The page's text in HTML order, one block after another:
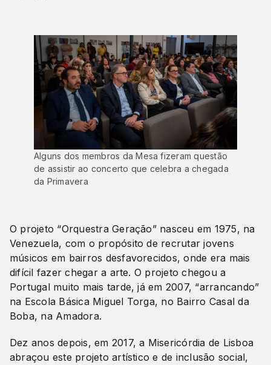
Alguns dos membros da Mesa fizeram questão
de assistir ao concerto que celebra a chegada
da Primavera
O projeto “Orquestra Geração” nasceu em 1975, na
Venezuela, com o propósito de recrutar jovens
músicos em bairros desfavorecidos, onde era mais
difícil fazer chegar a arte. O projeto chegou a
Portugal muito mais tarde, já em 2007, “arrancando”
na Escola Básica Miguel Torga, no Bairro Casal da
Boba, na Amadora.
Dez anos depois, em 2017, a Misericórdia de Lisboa
abraçou este projeto artístico e de inclusão social,